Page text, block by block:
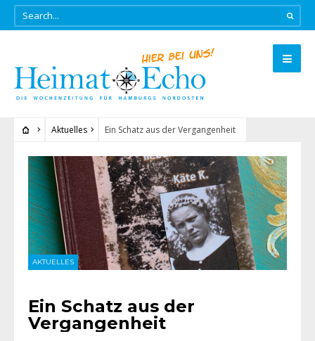
Aktuelles Ein Schatz aus der Vergangenheit
AKTUELLES
Ein Schatz aus der
Vergangenheit